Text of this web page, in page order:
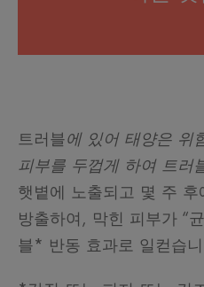
트러블에 있어 태양은 위
피부를 두껍게 하여 트러
햇볕에 노출되고 몇 주 후
방출하여, 막힌 피부가 “
블* 반동 효과로 일컫습니